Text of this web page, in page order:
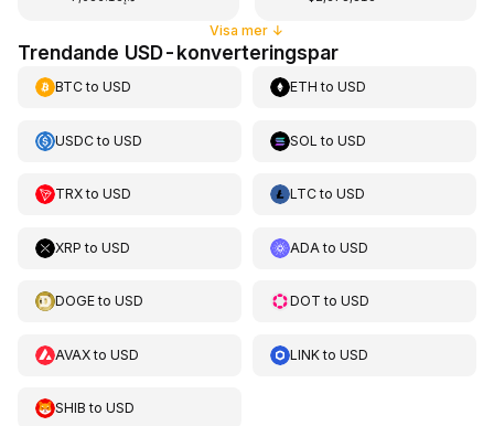
Visa mer ↓
Trendande USD-konverteringspar
BTCto USD ETH toUSD
USDCto USD SOL toUSD
TRXto USD LTCtoUSD
XRP to USD ADA toUSD
DOGEto USD DOT toUSD
AVAXto USD LINKtoUSD
SHIB to USD